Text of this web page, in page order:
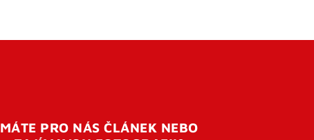
MÁTE PRO NÁS ČLÁNEK NEBO